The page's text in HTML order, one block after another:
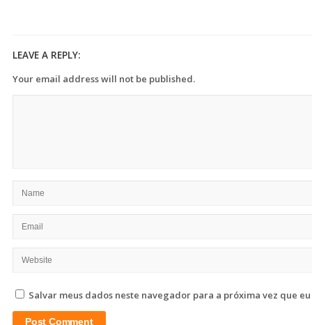
LEAVE A REPLY:
Your email address will not be published.
Salvar meus dados neste navegador para a próxima vez que